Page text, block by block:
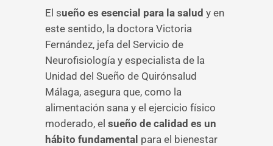
El sueño es esencial para la salud y en
este sentido, la doctora Victoria
Fernández, jefa del Servicio de
Neurofisiología y especialista de la
Unidad del Sueño de Quirónsalud
Málaga, asegura que, como la
alimentación sana y el ejercicio físico
moderado, el sueño de calidad es un
hábito fundamental para el bienestar